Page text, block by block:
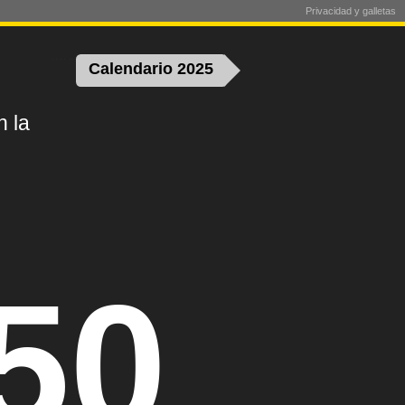
la
Calendario 2025
Privacidad y galletas